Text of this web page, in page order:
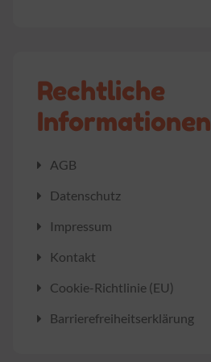
Rechtliche
Informationen
AGB
Datenschutz
Impressum
Kontakt
Cookie-Richtlinie (EU)
Barrierefreiheitserklärung